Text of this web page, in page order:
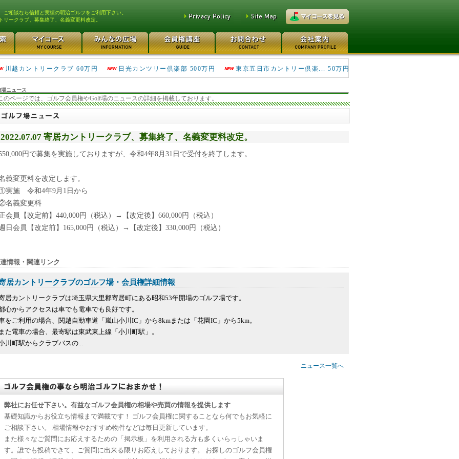
ご相談なら信頼と実績の明治ゴルフをご利用下さい。
リークラブ、募集終了、名義変更料改定。
津久井湖ゴルフ倶楽部 80万円 鴻巣カントリークラブ 70万円
キングフィールズゴルフク... 690万円
川越カントリークラブ 60万円
日光カンツリー倶楽部 500万円 東京五日市カントリー倶楽... 50万円
ニュース
のページでは、ゴルフ会員権やGolf場のニュースの詳細を掲載しております。
2022.07.07 寄居カントリークラブ、募集終了、名義変更料改定。
円で募集を実施しておりますが、令和4年8月31日で受付を終了します。
義変更料を改定します。
実施 令和4年9月1日から
名義変更料
会員【改定前】440,000円（税込）→【改定後】660,000円（税込）
日会員【改定前】165,000円（税込）→【改定後】330,000円（税込）
情報・関連リンク
居カントリークラブのゴルフ場・会員権詳細情報
居カントリークラブは埼玉県大里郡寄居町にある昭和53年開場のゴルフ場です。
心からアクセスは車でも電車でも良好です。
をご利用の場合、関越自動車道「嵐山小川IC」から8kmまたは「花園IC」から5km。
た電車の場合、最寄駅は東武東上線「小川町駅」。
川町駅からクラブバスの...
ニュース一覧へ
弊社にお任せ下さい。有益なゴルフ会員権の相場や売買の情報を提供します
基礎知識からお役立ち情報まで満載です！ ゴルフ会員権に関することなら何でもお気軽に
ご相談下さい。 相場情報やおすすめ物件などは毎日更新しています。
また様々なご質問にお応えするための「掲示板」を利用される方も多くいらっしゃいま
す。誰でも投稿できて、ご質問に出来る限りお応えしております。 お探しのゴルフ会員権